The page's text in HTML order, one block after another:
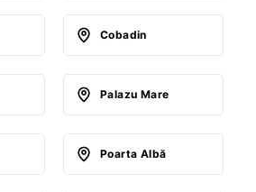
Cobadin
Palazu Mare
Poarta Albă